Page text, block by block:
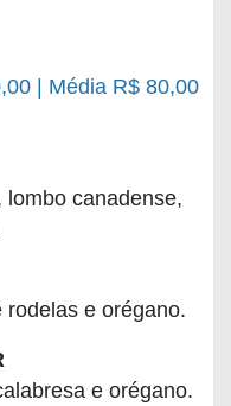
| Média R$ 80,00
lombo canadense,
rodelas e orégano.
e orégano.